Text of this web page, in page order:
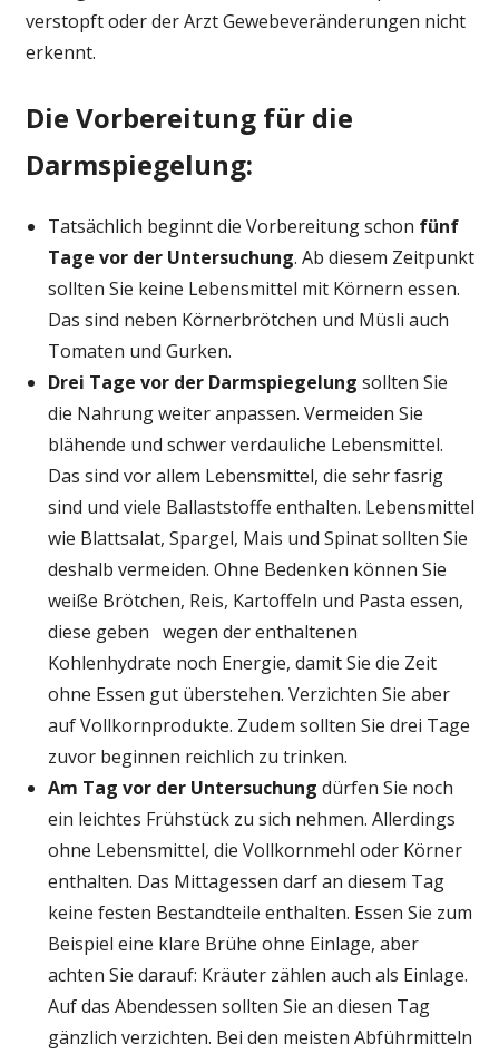
verstopft oder der Arzt Gewebeveränderungen nicht
erkennt.
Die Vorbereitung für die
Darmspiegelung:
Tatsächlich beginnt die Vorbereitung schon fünf
Tage vor der Untersuchung. Ab diesem Zeitpunkt
sollten Sie keine Lebensmittel mit Körnern essen.
Das sind neben Körnerbrötchen und Müsli auch
Tomaten und Gurken.
Drei Tage vor der Darmspiegelung sollten Sie
die Nahrung weiter anpassen. Vermeiden Sie
blähende und schwer verdauliche Lebensmittel.
Das sind vor allem Lebensmittel, die sehr fasrig
sind und viele Ballaststoffe enthalten. Lebensmittel
wie Blattsalat, Spargel, Mais und Spinat sollten Sie
deshalb vermeiden. Ohne Bedenken können Sie
weiße Brötchen, Reis, Kartoffeln und Pasta essen,
diese geben wegen der enthaltenen
Kohlenhydrate noch Energie, damit Sie die Zeit
ohne Essen gut überstehen. Verzichten Sie aber
auf Vollkornprodukte. Zudem sollten Sie drei Tage
zuvor beginnen reichlich zu trinken.
Am Tag vor der Untersuchung dürfen Sie noch
ein leichtes Frühstück zu sich nehmen. Allerdings
ohne Lebensmittel, die Vollkornmehl oder Körner
enthalten. Das Mittagessen darf an diesem Tag
keine festen Bestandteile enthalten. Essen Sie zum
Beispiel eine klare Brühe ohne Einlage, aber
achten Sie darauf: Kräuter zählen auch als Einlage.
Auf das Abendessen sollten Sie an diesen Tag
gänzlich verzichten. Bei den meisten Abführmitteln